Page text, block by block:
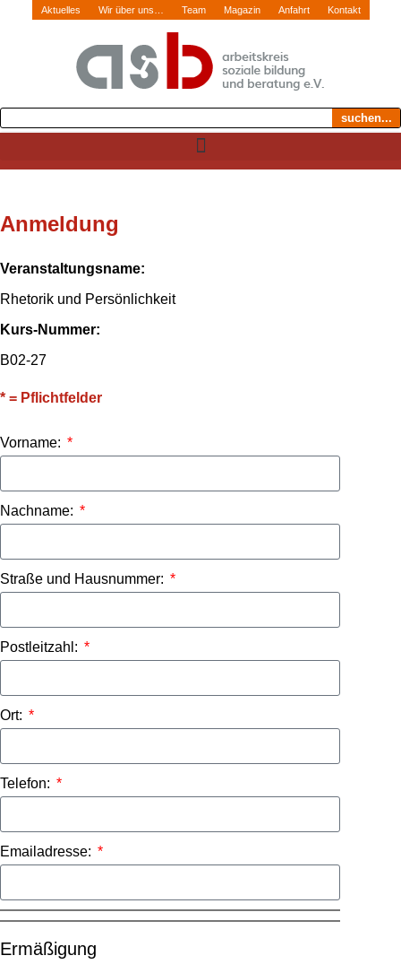
Aktuelles Wir über uns… Team Magazin Anfahrt Kontakt
suchen...
Anmeldung
Veranstaltungsname:
Rhetorik und Persönlichkeit
Kurs-Nummer:
B02-27
* = Pflichtfelder
Vorname:
Nachname:
Straße und Hausnummer:
Postleitzahl:
Ort:
Telefon:
Emailadresse:
Ermäßigung